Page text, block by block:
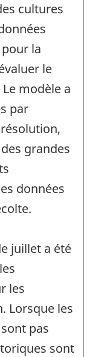
cultures
la
le
modèle a
par
grandes
données
juillet a été
les
Lorsque les
pas
sont